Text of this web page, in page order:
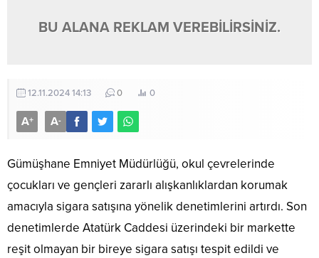
BU ALANA REKLAM VEREBİLİRSİNİZ.
12.11.2024 14:13 0 0
A+ A-
Gümüşhane Emniyet Müdürlüğü, okul çevrelerinde
çocukları ve gençleri zararlı alışkanlıklardan korumak
amacıyla sigara satışına yönelik denetimlerini artırdı. Son
denetimlerde Atatürk Caddesi üzerindeki bir markette
reşit olmayan bir bireye sigara satışı tespit edildi ve